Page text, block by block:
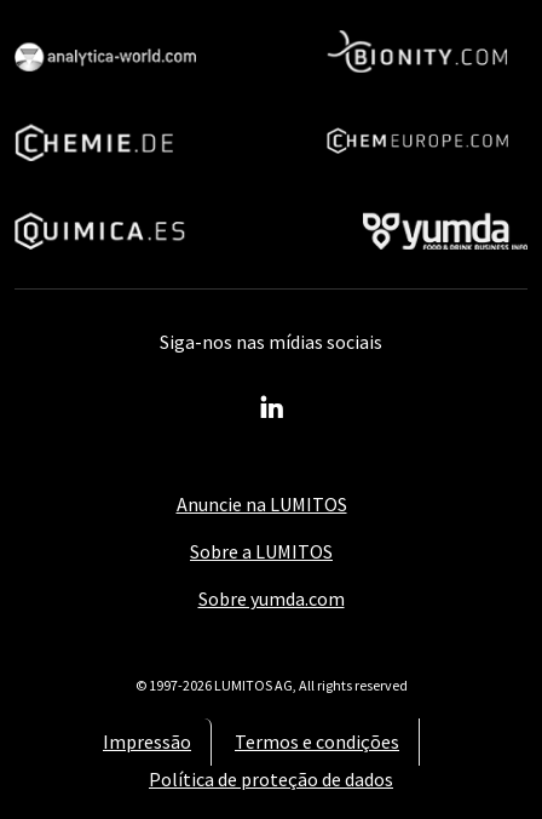
Anuncie na LUMITOS
Sobre a LUMITOS
Sobre yumda.com
Impressão
Termos e condições
Política de proteção de dados
Siga-nos nas mídias sociais
© 1997-2026 LUMITOS AG, All rights reserved